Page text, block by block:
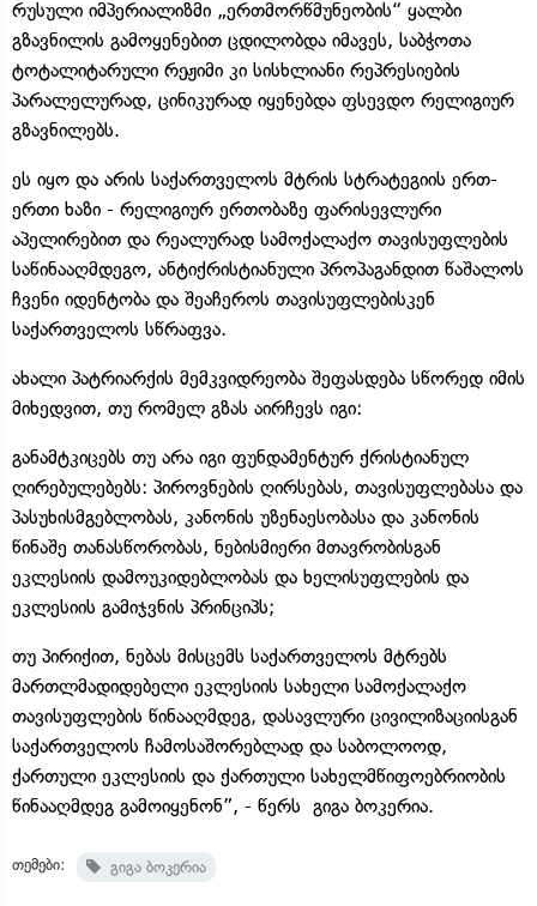
რუსული იმპერიალიზმი „ერთმორწმუნეობის“ ყალბი
გზავნილის გამოყენებით ცდილობდა იმავეს, საბჭოთა
ტოტალიტარული რეჟიმი კი სისხლიანი რეპრესიების
პარალელურად, ცინიკურად იყენებდა ფსევდო რელიგიურ
გზავნილებს.
ეს იყო და არის საქართველოს მტრის სტრატეგიის ერთ-
ერთი ხაზი - რელიგიურ ერთობაზე ფარისევლური
აპელირებით და რეალურად სამოქალაქო თავისუფლების
საწინააღმდეგო, ანტიქრისტიანული პროპაგანდით წაშალოს
ჩვენი იდენტობა და შეაჩეროს თავისუფლებისკენ
საქართველოს სწრაფვა.
ახალი პატრიარქის მემკვიდრეობა შეფასდება სწორედ იმის
მიხედვით, თუ რომელ გზას აირჩევს იგი:
განამტკიცებს თუ არა იგი ფუნდამენტურ ქრისტიანულ
ღირებულებებს: პიროვნების ღირსებას, თავისუფლებასა და
პასუხისმგებლობას, კანონის უზენაესობასა და კანონის
წინაშე თანასწორობას, ნებისმიერი მთავრობისგან
ეკლესიის დამოუკიდებლობას და ხელისუფლების და
ეკლესიის გამიჯვნის პრინციპს;
თუ პირიქით, ნებას მისცემს საქართველოს მტრებს
მართლმადიდებელი ეკლესიის სახელი სამოქალაქო
თავისუფლების წინააღმდეგ, დასავლური ცივილიზაციისგან
საქართველოს ჩამოსაშორებლად და საბოლოოდ,
ქართული ეკლესიის და ქართული სახელმწიფოებრიობის
წინააღმდეგ გამოიყენონ”, - წერს გიგა ბოკერია.
თემები: გიგა ბოკერია